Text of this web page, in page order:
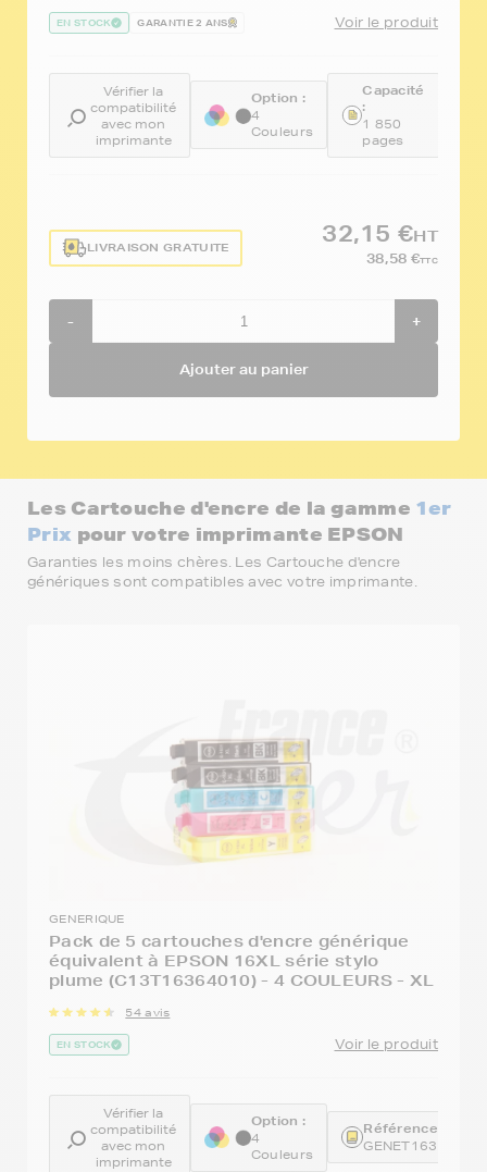
EN STOCK GARANTIE 2 ANS Voir le produit
Vérifier la
compatibilité
avec mon
imprimante
Option :
4
Couleurs
Capacité
:
1 850
pages
LIVRAISON GRATUITE
32,15 €HT
38,58 €TTC
- +
Ajouter au panier
Les Cartouche d'encre de la gamme 1er
Prix pour votre imprimante EPSON
Garanties les moins chères. Les Cartouche d'encre
génériques sont compatibles avec votre imprimante.
GENERIQUE
Pack de 5 cartouches d'encre générique
équivalent à EPSON 16XL série stylo
plume (C13T16364010) - 4 COULEURS - XL
54 avis
EN STOCK Voir le produit
Vérifier la
compatibilité
avec mon
imprimante
Option :
4
Couleurs
Référence :
GENET1636